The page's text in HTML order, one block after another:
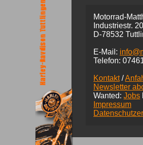
Motorrad-
Industriestr. 20
D-78532
E-Mail:
Telefon:
Kontakt/
Newsletter
Wanted: Jobs
Impressum